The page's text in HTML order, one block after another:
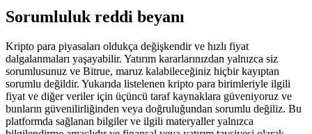
Deposit CASHCAT & Win
Share 500000 CASHCAT prize pool
Sorumluluk reddi beyanı
Kripto para piyasaları oldukça değişkendir ve hızlı fiyat
dalgalanmaları yaşayabilir. Yatırım kararlarınızdan yalnızca siz
sorumlusunuz ve Bitrue, maruz kalabileceğiniz hiçbir kayıptan
sorumlu değildir. Yukarıda listelenen kripto para birimleriyle ilgili
fiyat ve diğer veriler için üçüncü taraf kaynaklara güveniyoruz ve
bunların güvenilirliğinden veya doğruluğundan sorumlu değiliz. Bu
platformda sağlanan bilgiler ve ilgili materyaller yalnızca